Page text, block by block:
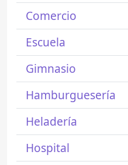
Comercio
Escuela
Gimnasio
Hamburguesería
Heladería
Hospital